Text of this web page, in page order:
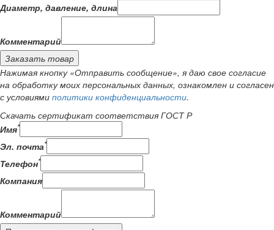
Диаметр, давление, длина
Комментарий
Заказать товар
Нажимая кнопку «Отправить сообщение», я даю свое согласие
на обработку моих персональных данных, ознакомлен и согласен
с условиями политики конфиденциальности.
Скачать сертификат соответствия ГОСТ Р
Имя*
Эл. почта*
Телефон*
Компания
Комментарий